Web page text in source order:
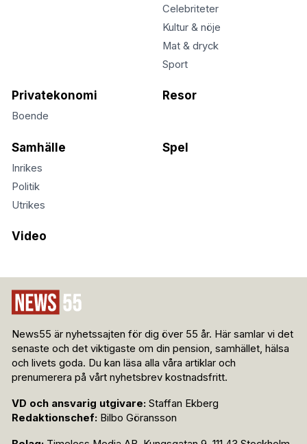
Celebriteter
Kultur & nöje
Mat & dryck
Sport
Privatekonomi
Boende
Resor
Samhälle
Inrikes
Politik
Utrikes
Spel
Video
News55 är nyhetssajten för dig över 55 år. Här samlar vi det
senaste och det viktigaste om din pension, samhället, hälsa
och livets goda. Du kan läsa alla våra artiklar och
prenumerera på vårt nyhetsbrev kostnadsfritt.
VD och ansvarig utgivare: Staffan Ekberg
Redaktionschef: Bilbo Göransson